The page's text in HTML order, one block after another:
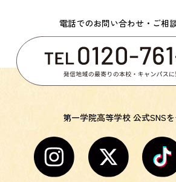
電話でのお問い合わせ・ご相
第一学院高等学校 公式SNS